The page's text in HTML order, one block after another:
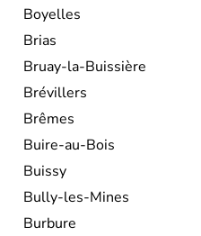
Boyelles
Brias
Bruay-la-Buissière
Brévillers
Brêmes
Buire-au-Bois
Buissy
Bully-les-Mines
Burbure